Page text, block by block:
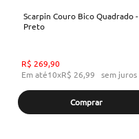
Scarpin Couro Bico Quadrado -
Preto
R$ 269,90
Em até10xR$ 26,99 sem juros
Comprar